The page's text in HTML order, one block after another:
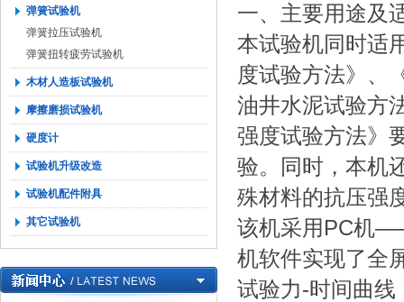
弹簧试验机
弹簧拉压试验机
弹簧扭转疲劳试验机
木材人造板试验机
摩擦磨损试验机
硬度计
试验机升级改造
试验机配件附具
其它试验机
一、主要用途及
本试验机同时适
度试验方法》、
油井水泥试验方
强度试验方法》
验。同时，本机
殊材料的抗压强
该机采用PC机
机软件实现了全
试验力-时间曲线